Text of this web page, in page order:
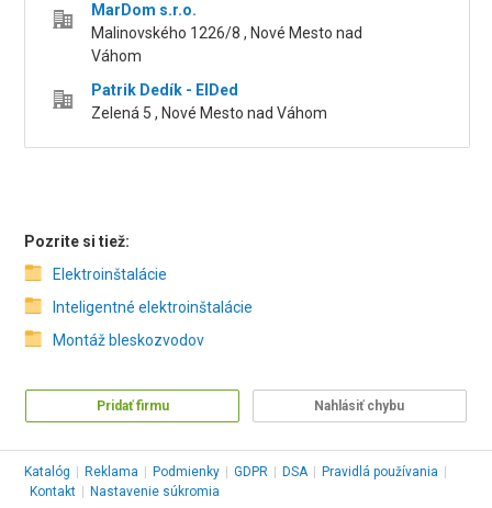
MarDom s.r.o.
Malinovského 1226/8 , Nové Mesto nad
Váhom
Patrik Dedík - ElDed
Zelená 5 , Nové Mesto nad Váhom
Pozrite si tiež:
Elektroinštalácie
Inteligentné elektroinštalácie
Montáž bleskozvodov
Pridať firmu Nahlásiť chybu
Katalóg Reklama Podmienky GDPR DSA Pravidlá používania
Kontakt
Nastavenie súkromia